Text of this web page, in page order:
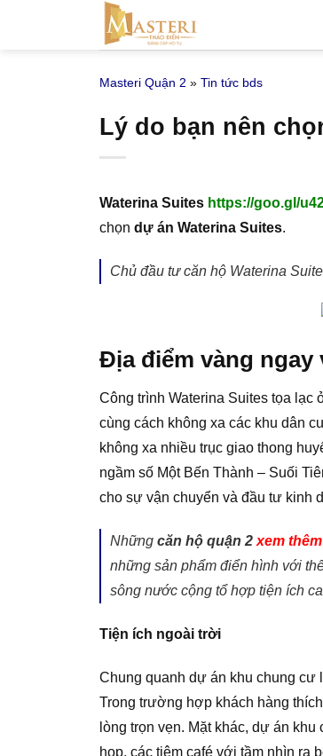
Masteri Quận 2 » Tin tức bds
Lý do bạn nên
Waterina Suites https://goo.gl/
chọn dự án Waterina Suites.
Chủ đầu tư căn hộ Waterina
Địa điểm vàng ngay
Công trình Waterina Suites tọa
cùng cách không xa các khu dân
không xa nhiều trục giao thong
ngầm số Một Bến Thành – Suối
cho sự vận chuyển và đầu tư kinh
Những căn hộ quận 2 xem thêm
những sản phẩm điển hình với
sông nước cộng tổ hợp tiện ích
Tiện ích ngoài trời
Chung quanh dự án khu chung cư
Trong trường hợp khách hàng
lòng trọn vẹn. Mặt khác, dự án
họp, các tiệm café với tầm nhìn ra